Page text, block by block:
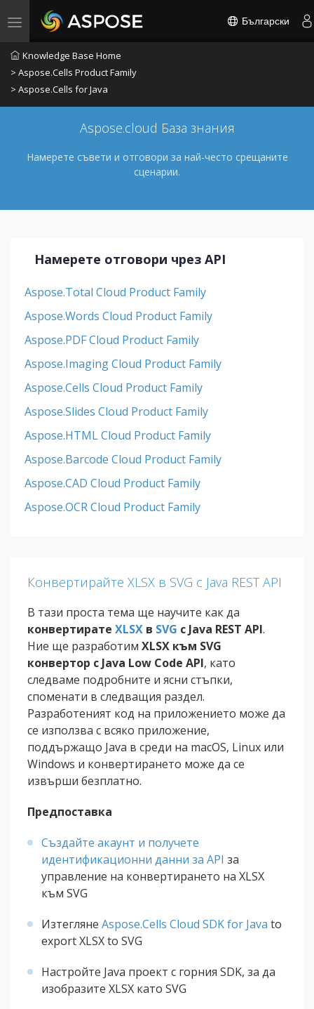
Toggle navigation Български
Knowledge Base Home
> Aspose.Cells Product Family
> Aspose.Cells for Java
Aspose.cloud База знания
Намерете съвети и отговори за най-често срещаните
сценарии.
Намерете отговори чрез API
Aspose.Total Cloud Product Family
Aspose.Words Cloud Product Family
Aspose.PDF Cloud Product Family
Aspose.Imaging Cloud Product Family
Aspose.Cells Cloud Product Family
Aspose.Slides Cloud Product Family
Aspose.HTML Cloud Product Family
Aspose.Barcode Cloud Product Family
Aspose.CAD Cloud Product Family
Aspose.OCR Cloud Product Family
Конвертирайте XLSX в SVG с Java REST API
В тази проста тема ще научите как да
конвертирате XLSX в SVG с Java REST API.
Ние ще разработим XLSX към SVG
конвертор с Java Low Code API, като
следваме подробните и ясни стъпки,
споменати в следващия раздел.
Разработеният код на приложението може да
се използва с всяко приложение,
поддържащо Java в среди на macOS, Linux или
Windows и конвертирането може да се
извърши безплатно.
Предпоставка
Създайте акаунт и получете
идентификационни данни за API за
управление на конвертирането на XLSX
към SVG
Изтегляне Aspose.Cells Cloud SDK for Java to
export XLSX to SVG
Настройте Java проект с горния SDK, за да
изобразите XLSX като SVG